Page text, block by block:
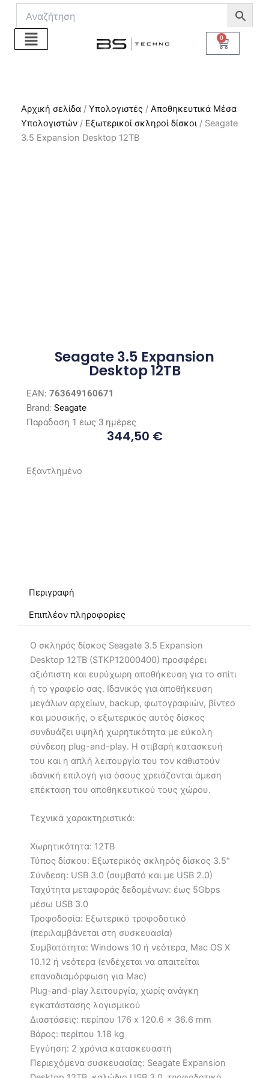
Μετάβαση
περιεχόμενο
0
Cart
Αρχική σελίδα / Υπολογιστές / Αποθηκευτικά Μέσα
Υπολογιστών / Εξωτερικοί σκληροί δίσκοι / Seagate
3.5 Expansion Desktop 12TB
Seagate 3.5 Expansion
Desktop 12TB
EAN:763649160671
Brand:Seagate
Παράδοση 1 έως 3 ημέρες
344,50 €
Εξαντλημένο
Περιγραφή
Επιπλέον πληροφορίες
Ο σκληρός δίσκος Seagate 3.5 Expansion
Desktop 12TB (STKP12000400) προσφέρει
αξιόπιστη και ευρύχωρη αποθήκευση για το σπίτι
ή το γραφείο σας. Ιδανικός για αποθήκευση
μεγάλων αρχείων, backup, φωτογραφιών, βίντεο
και μουσικής, ο εξωτερικός αυτός δίσκος
συνδυάζει υψηλή χωρητικότητα με εύκολη
σύνδεση plug-and-play. Η στιβαρή κατασκευή
του και η απλή λειτουργία του τον καθιστούν
ιδανική επιλογή για όσους χρειάζονται άμεση
επέκταση του αποθηκευτικού τους χώρου.
Τεχνικά χαρακτηριστικά:
Χωρητικότητα: 12TB
Τύπος δίσκου: Εξωτερικός σκληρός δίσκος 3.5″
Σύνδεση: USB 3.0 (συμβατό και με USB 2.0)
Ταχύτητα μεταφοράς δεδομένων: έως 5Gbps
μέσω USB 3.0
Τροφοδοσία: Εξωτερικό τροφοδοτικό
(περιλαμβάνεται στη συσκευασία)
Συμβατότητα: Windows 10 ή νεότερα, Mac OS X
10.12 ή νεότερα (ενδέχεται να απαιτείται
επαναδιαμόρφωση για Mac)
Plug-and-play λειτουργία, χωρίς ανάγκη
εγκατάστασης λογισμικού
Διαστάσεις: περίπου 176 x 120.6 x 36.6 mm
Βάρος: περίπου 1.18 kg
Εγγύηση: 2 χρόνια κατασκευαστή
Περιεχόμενα συσκευασίας: Seagate Expansion